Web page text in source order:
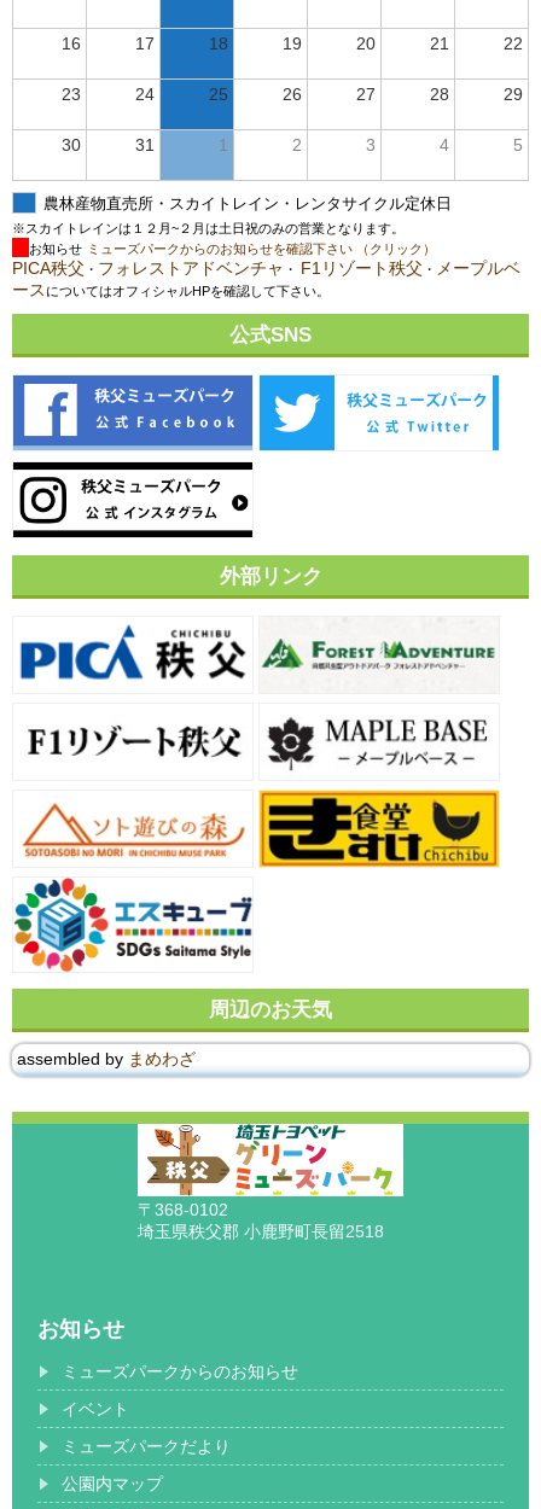
16 17 18 19 20 21 22
23 24 25 26 27 28 29
30 31 1 2 3 4 5
農林産物直売所・スカイトレイン・レンタサイクル定休日
※スカイトレインは１２月~２月は土日祝のみの営業となります。
お知らせ ミューズパークからのお知らせを確認下さい （クリック）
PICA秩父 ・ フォレストアドベンチャ ・ F1リゾート秩父 ・ メープルベ
ース についてはオフィシャルHPを確認して下さい。
公式SNS
外部リンク
周辺のお天気
assembled by まめわざ
〒368-0102
埼玉県秩父郡 小鹿野町長留2518
お知らせ
ミューズパークからのお知らせ
イベント
ミューズパークだより
公園内マップ